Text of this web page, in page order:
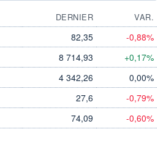
DERNIER
VAR.
82,35 -0,88%
8 714,93 +0,17%
4 342,26 0,00%
27,6 -0,79%
74,09 -0,60%